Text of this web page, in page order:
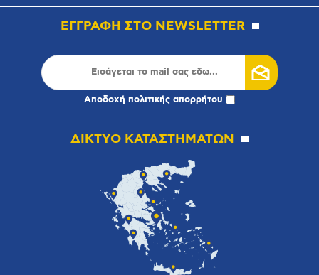
ΕΓΓΡΑΦΗ ΣΤΟ NEWSLETTER
Αποδοχή πολιτικής απορρήτου
ΔΙΚΤΥΟ ΚΑΤΑΣΤΗΜΑΤΩΝ